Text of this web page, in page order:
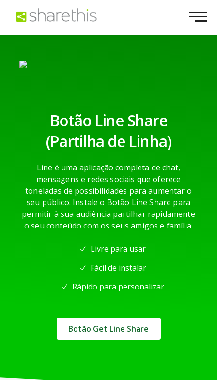
Botão Line Share
(Partilha de Linha)
Line é uma aplicação completa de chat,
mensagens e redes sociais que oferece
toneladas de possibilidades para aumentar o
seu público. Instale o Botão Line Share para
permitir à sua audiência partilhar rapidamente
o seu conteúdo com os seus amigos e família.
Livre para usar
Fácil de instalar
Rápido para personalizar
Botão Get Line Share